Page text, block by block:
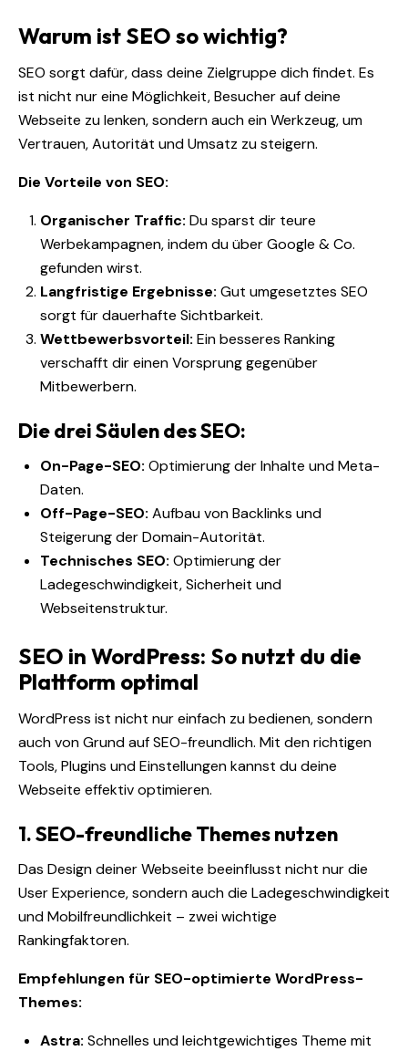
Warum ist SEO so wichtig?
SEO sorgt dafür, dass deine Zielgruppe dich findet. Es
ist nicht nur eine Möglichkeit, Besucher auf deine
Webseite zu lenken, sondern auch ein Werkzeug, um
Vertrauen, Autorität und Umsatz zu steigern.
Die Vorteile von SEO:
Organischer Traffic: Du sparst dir teure
Werbekampagnen, indem du über Google & Co.
gefunden wirst.
Langfristige Ergebnisse: Gut umgesetztes SEO
sorgt für dauerhafte Sichtbarkeit.
Wettbewerbsvorteil: Ein besseres Ranking
verschafft dir einen Vorsprung gegenüber
Mitbewerbern.
Die drei Säulen des SEO:
On-Page-SEO: Optimierung der Inhalte und Meta-
Daten.
Off-Page-SEO: Aufbau von Backlinks und
Steigerung der Domain-Autorität.
Technisches SEO: Optimierung der
Ladegeschwindigkeit, Sicherheit und
Webseitenstruktur.
SEO in WordPress: So nutzt du die
Plattform optimal
WordPress ist nicht nur einfach zu bedienen, sondern
auch von Grund auf SEO-freundlich. Mit den richtigen
Tools, Plugins und Einstellungen kannst du deine
Webseite effektiv optimieren.
1. SEO-freundliche Themes nutzen
Das Design deiner Webseite beeinflusst nicht nur die
User Experience, sondern auch die Ladegeschwindigkeit
und Mobilfreundlichkeit – zwei wichtige
Rankingfaktoren.
Empfehlungen für SEO-optimierte WordPress-
Themes:
Astra: Schnelles und leichtgewichtiges Theme mit